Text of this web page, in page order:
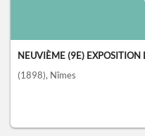
NEUVIÈME (9E) EXPOSITION
(1898), Nîmes